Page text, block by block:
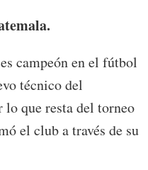
campeón en el fútbol
técnico del
que resta del torneo
el club a través de su